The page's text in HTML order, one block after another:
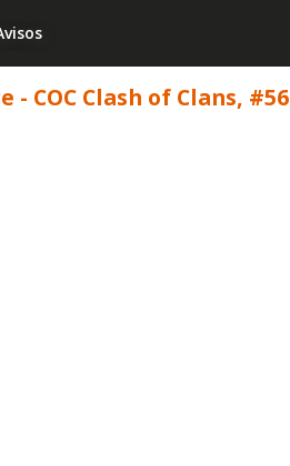
COC Clash of Clans, #56